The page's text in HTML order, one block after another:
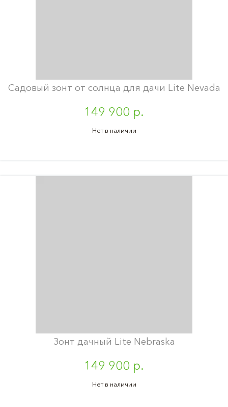
Садовый зонт от солнца для дачи Lite Nevada
149 900 р.
Нет в наличии
Зонт дачный Lite Nebraska
149 900 р.
Нет в наличии